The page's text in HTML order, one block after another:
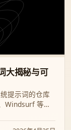
大揭秘与可
提示词的仓库
Windsurf 等顶
与 AI Agent 可